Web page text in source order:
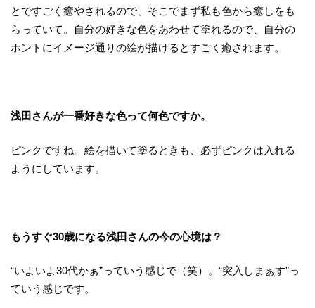
とですごく癒やされるので、そこでまず私も色から癒しをも
らっていて。自分の好きな色をあわせて塗れるので、自分の
ホントにイメージ通りの絵が描けるとすごく癒されます。
浅田さんが一番好きな色って何色ですか。
ピンクですね。絵を描いて塗るときも、必ずピンクは入れる
ようにしています。
もうすぐ30歳になる浅田さんの今の心境は？
“いよいよ30代かぁ”っていう感じで（笑）。“突入しまぁす”っ
ていう感じです。